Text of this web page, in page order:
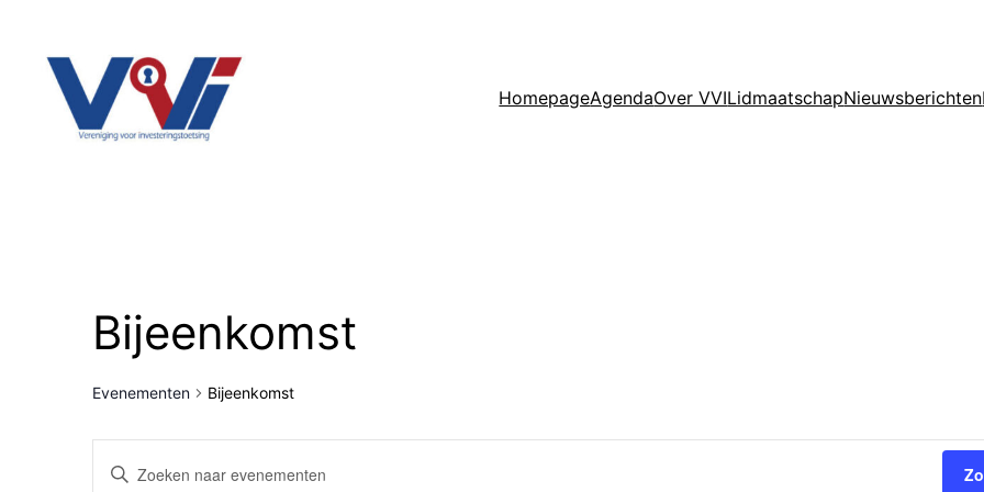
HomepageAgendaOver VVILidmaatschapNieuwsberichten
Bijeenkomst
Evenementen Bijeenkomst
Evenementen
Vul